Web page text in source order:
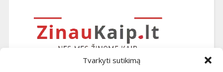
Tvarkyti sutikimą